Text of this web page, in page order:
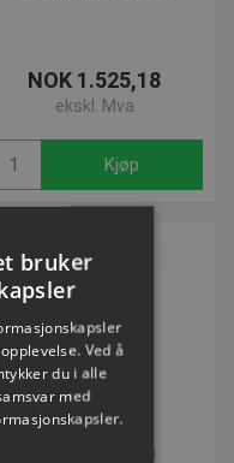
NOK 1.525,18
ekskl. Mva
Kjøp
Legetøjstønde
bruker
Ved å
du i alle
med